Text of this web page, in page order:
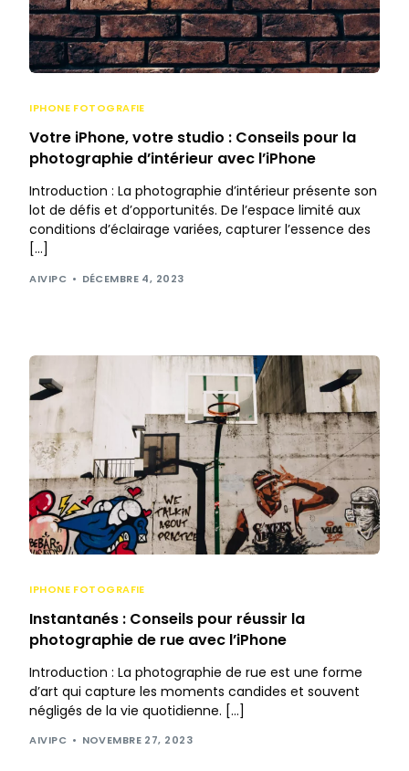
IPHONE FOTOGRAFIE
Votre iPhone, votre studio : Conseils pour la
photographie d’intérieur avec l’iPhone
Introduction : La photographie d’intérieur présente son
lot de défis et d’opportunités. De l’espace limité aux
conditions d’éclairage variées, capturer l’essence des
[…]
AIVIPC DÉCEMBRE 4, 2023
IPHONE FOTOGRAFIE
Instantanés : Conseils pour réussir la
photographie de rue avec l’iPhone
Introduction : La photographie de rue est une forme
d’art qui capture les moments candides et souvent
négligés de la vie quotidienne. […]
AIVIPC NOVEMBRE 27, 2023